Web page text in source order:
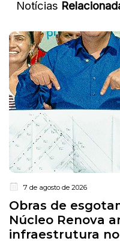
Notícias
7 de agosto de 2026
Obras de
Núcleo Renova
infraestrutura